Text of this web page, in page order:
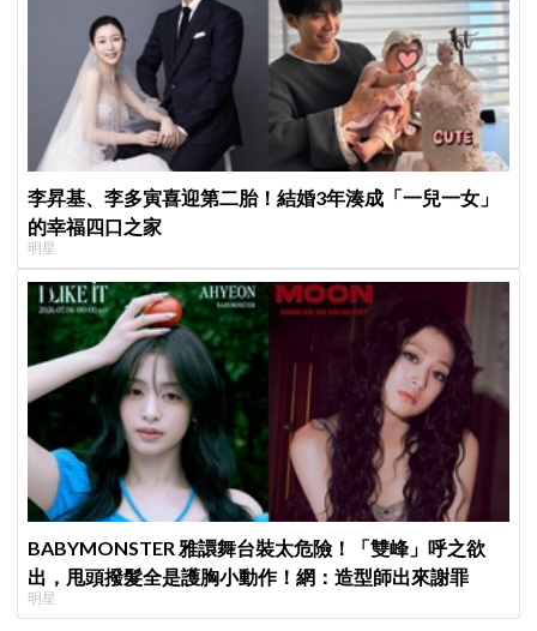
李昇基、李多寅喜迎第二胎！結婚3年湊成「一兒一女」
的幸福四口之家
明星
BABYMONSTER 雅譞舞台裝太危險！「雙峰」呼之欲
出，甩頭撥髮全是護胸小動作！網：造型師出來謝罪
明星